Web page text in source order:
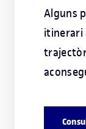
Alguns
itinerari